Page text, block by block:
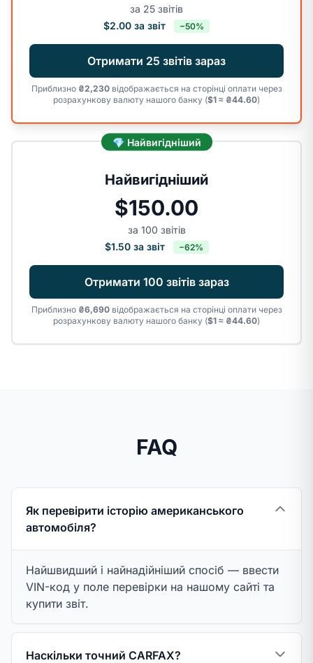
за 25 звітів
$2.00 за звіт −50%
Отримати 25 звітів зараз
Приблизно ₴2,230відображається на сторінці оплати через
розрахункову валюту нашого банку ($1 ≈ ₴44.60)
💎 Найвигідніший
Найвигідніший
$150.00
за 100 звітів
$1.50за звіт −62%
Отримати 100 звітів зараз
Приблизно ₴6,690відображається на сторінці оплати через
розрахункову валюту нашого банку ($1 ≈ ₴44.60)
FAQ
Як перевірити історію американського
автомобіля?
Найшвидший і найнадійніший спосіб — ввести
VIN-код у поле перевірки на нашому сайті та
купити звіт.
Наскільки точний CARFAX?